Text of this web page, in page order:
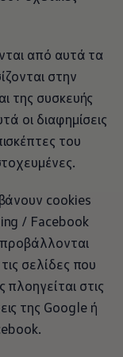
από αυτά τα
στην
της συσκευής
οι διαφημίσεις
του
cookies
/ Facebook
σελίδες που
στις
της Google ή